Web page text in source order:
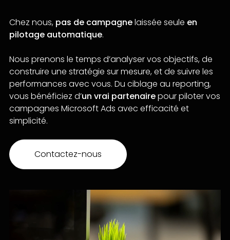
Chez nous, pas de campagnelaissée seule en
pilotage automatique.
Nous prenons le temps d’analyser vos objectifs, de
construire une stratégie sur mesure, et de suivre les
performances avec vous. Du ciblage au reporting,
vous bénéficiez d’un vrai partenairepour piloter vos
campagnes Microsoft Ads avec efficacité et
simplicité.
Contactez-nous